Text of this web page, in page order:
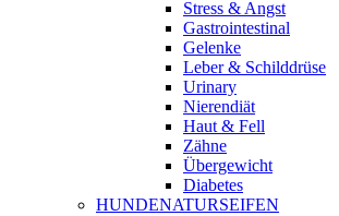
Stress & Angst
Gastrointestinal
Gelenke
Leber & Schilddrüse
Urinary
Nierendiät
Haut & Fell
Zähne
Übergewicht
Diabetes
HUNDENATURSEIFEN